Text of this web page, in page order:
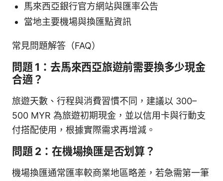
馬來西亞銀行官方網站與匯率公告
當地主要機場與換匯點資訊
常見問題解答（FAQ）
問題 1：去馬來西亞旅遊前需要換多少現金
合適？
旅遊天數、行程與消費習慣不同，建議以 300–
500 MYR 為旅遊初期現金，並以信用卡與行動支
付搭配使用，根據實際需求再增減。
問題 2：在機場換匯是否划算？
機場換匯通常匯率較商業地區略差，若急需第一筆